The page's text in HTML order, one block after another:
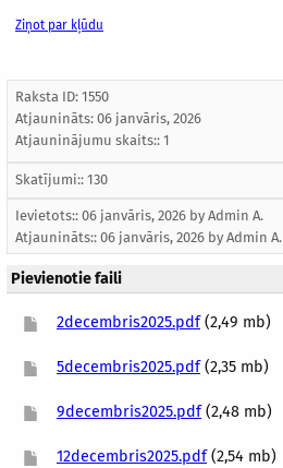
Ziņot par kļūdu
Raksta ID: 1550
Atjaunināts: 06 janvāris, 2026
Atjauninājumu skaits:: 1
Skatījumi:: 130
Ievietots:: 06 janvāris, 2026 by Admin A.
Atjaunināts:: 06 janvāris, 2026 by Admin A.
Pievienotie faili
2decembris2025.pdf(2,49 mb)
5decembris2025.pdf(2,35 mb)
9decembris2025.pdf(2,48 mb)
12decembris2025.pdf(2,54 mb)